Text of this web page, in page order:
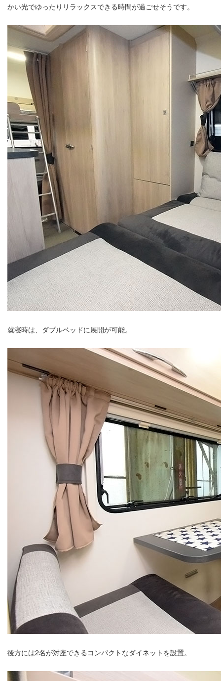
かい光でゆったりリラックスできる時間が過ごせそうです。
就寝時は、ダブルベッドに展開が可能。
後方には2名が対座できるコンパクトなダイネットを設置。